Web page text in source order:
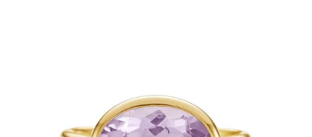
EAU DOUCE４℃